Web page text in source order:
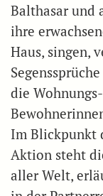
Balthasar und
ihre
Haus, singen,
die
Im Blickpunkt
Aktion steht
aller Welt,